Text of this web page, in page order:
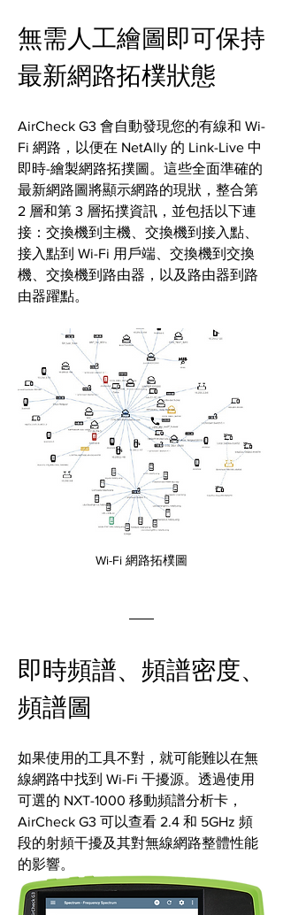
無需人工繪圖即可保持
最新網路拓樸狀態
AirCheck G3 會自動發現您的有線和 Wi-
Fi 網路，以便在 NetAlly 的 Link-Live 中
即時-繪製網路拓撲圖。這些全面準確的
最新網路圖將顯示網路的現狀，整合第
2 層和第 3 層拓撲資訊，並包括以下連
接：交換機到主機、交換機到接入點、
接入點到 Wi-Fi 用戶端、交換機到交換
機、交換機到路由器，以及路由器到路
由器躍點。
Wi-Fi 網路拓樸圖
即時頻譜、頻譜密度、
頻譜圖
如果使用的工具不對，就可能難以在無
線網路中找到 Wi-Fi 干擾源。透過使用
可選的 NXT-1000 移動頻譜分析卡，
AirCheck G3 可以查看 2.4 和 5GHz 頻
段的射頻干擾及其對無線網路整體性能
的影響。